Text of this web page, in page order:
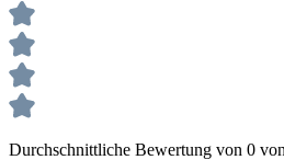
Durchschnittliche Bewertung von 0